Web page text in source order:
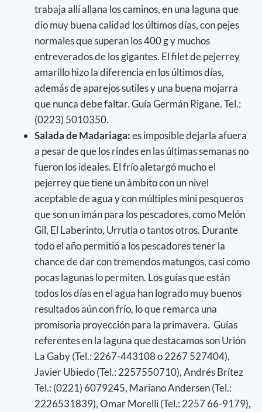
trabaja allí allana los caminos, en una laguna que
dio muy buena calidad los últimos días, con pejes
normales que superan los 400 g y muchos
entreverados de los gigantes. El filet de pejerrey
amarillo hizo la diferencia en los últimos días,
además de aparejos sutiles y una buena mojarra
que nunca debe faltar. Guía Germán Rigane. Tel.:
(0223) 5010350.
Salada de Madariaga:es imposible dejarla afuera
a pesar de que los rindes en las últimas semanas no
fueron los ideales. El frío aletargó mucho el
pejerrey que tiene un ámbito con un nivel
aceptable de agua y con múltiples mini pesqueros
que son un imán para los pescadores, como Melón
Gil, El Laberinto, Urrutia o tantos otros. Durante
todo el año permitió a los pescadores tener la
chance de dar con tremendos matungos, casi como
pocas lagunas lo permiten. Los guías que están
todos los días en el agua han logrado muy buenos
resultados aún con frío, lo que remarca una
promisoria proyección para la primavera. Guías
referentes en la laguna que destacamos son Urión
La Gaby (Tel.: 2267-443108 o 2267 527404),
Javier Ubiedo (Tel.: 2257550710), Andrés Brítez
Tel.: (0221) 6079245, Mariano Andersen (Tel.:
2226531839), Omar Morelli (Tel.: 2257 66-9179),